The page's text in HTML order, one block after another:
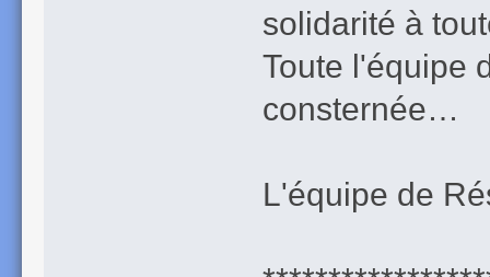
solidarité à
Toute l'équipe
consternée…
L'équipe de